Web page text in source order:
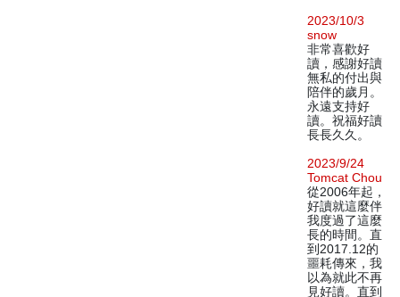
2023/10/3
snow
非常喜歡好
讀，感謝好讀
無私的付出與
陪伴的歲月。
永遠支持好
讀。祝福好讀
長長久久。
2023/9/24
Tomcat Chou
從2006年起，
好讀就這麼伴
我度過了這麼
長的時間。直
到2017.12的
噩耗傳來，我
以為就此不再
見好讀。直到